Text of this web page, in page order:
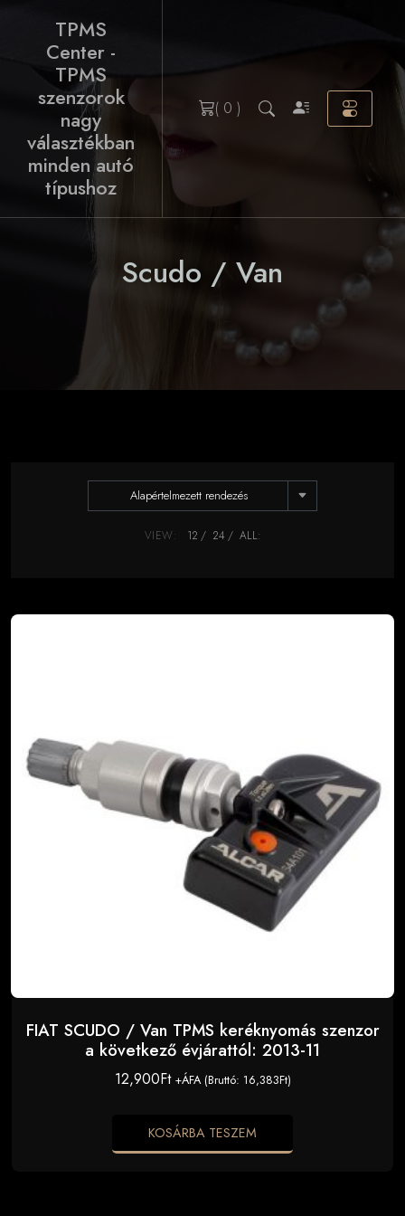
TPMS
Center -
TPMS
szenzorok
nagy
választékban
minden autó
típushoz
( 0 )
Scudo / Van
Alapértelmezett rendezés
VIEW: 12 24 ALL:
FIAT SCUDO / Van TPMS keréknyomás szenzor
a következő évjárattól: 2013-11
12,900Ft +ÁFA (Bruttó: 16,383Ft)
KOSÁRBA TESZEM